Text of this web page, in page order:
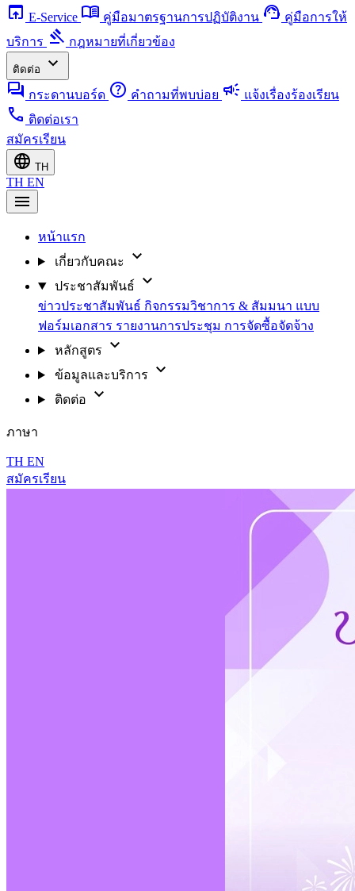
open_in_browser E-Service menu_book คู่มือมาตรฐานการปฏิบัติงาน support_agent คู่มือการให้
บริการ gavel กฎหมายที่เกี่ยวข้อง
ติดต่อ
expand_more
forum กระดานบอร์ด help คำถามที่พบบ่อย campaign แจ้งเรื่องร้องเรียน
call ติดต่อเรา
สมัครเรียน
language TH
TH EN
menu
หน้าแรก
เกี่ยวกับคณะ
expand_more
ประชาสัมพันธ์ expand_more
ข่าวประชาสัมพันธ์ กิจกรรมวิชาการ & สัมมนา แบบ
ฟอร์มเอกสาร รายงานการประชุม การจัดซื้อจัดจ้าง
หลักสูตร
expand_more
ข้อมูลและบริการ expand_more
ติดต่อ expand_more
ภาษา
TH EN
สมัครเรียน